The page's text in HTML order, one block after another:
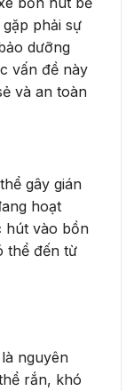
phải sự
dưỡng
vấn đề này
và an toàn
gây gián
hoạt
hút vào bồn
thể đến từ
nguyên
rắn, khó